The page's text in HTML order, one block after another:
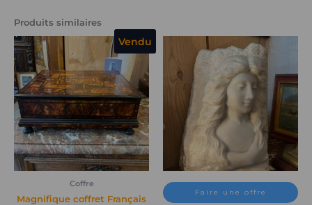
Produits similaires
Vendu
Coffre
Magnifique coffret Français
Faire une offre